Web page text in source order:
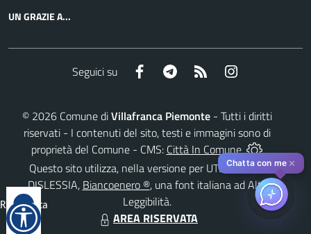
UN GRAZIE A...
Seguici su Facebook Telegram RSS
© 2026 Comune diVillafranca Piemonte - Tutti i diritti
riservati - I contenuti del sito, testi e immagini sono di
proprietà del Comune - CMS: Città In Comune
Questo sito utilizza, nella versione per UTENTI CON
DISLESSIA, Biancoenero ®, una font italiana ad Alta
Leggibilità.
AREA RISERVATA
Reimposta
tutto
Chatta con me ✕